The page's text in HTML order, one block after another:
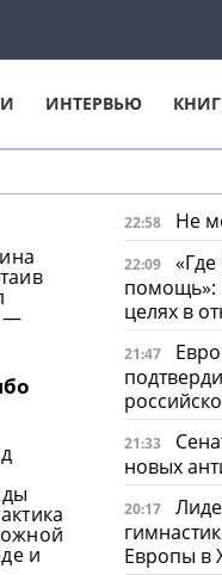
ИНТЕРВЬЮ
—
и
22:58 Не
22:09
помощь»:
целях в
21:47
21:33
новых
20:17
Европы в